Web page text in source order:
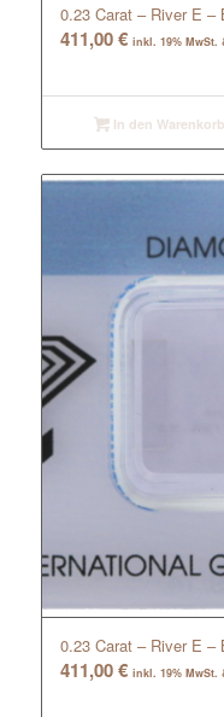
0.23 Carat – River E –
411,00€ inkl. 19% MwSt.
In den Warenkorb
0.23 Carat – River E –
411,00€ inkl. 19% MwSt.